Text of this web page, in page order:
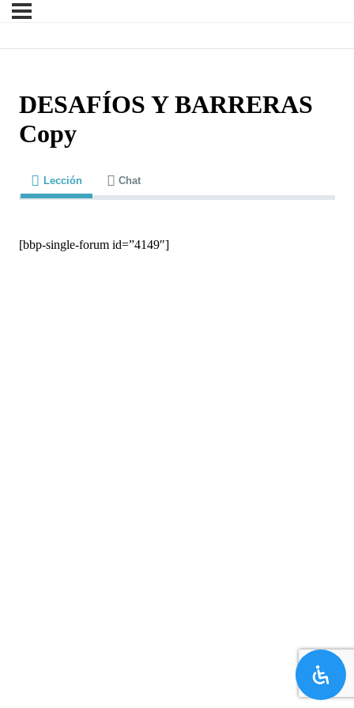
DESAFÍOS Y BARRERAS
Copy
Lección Chat
[bbp-single-forum id=”4149″]